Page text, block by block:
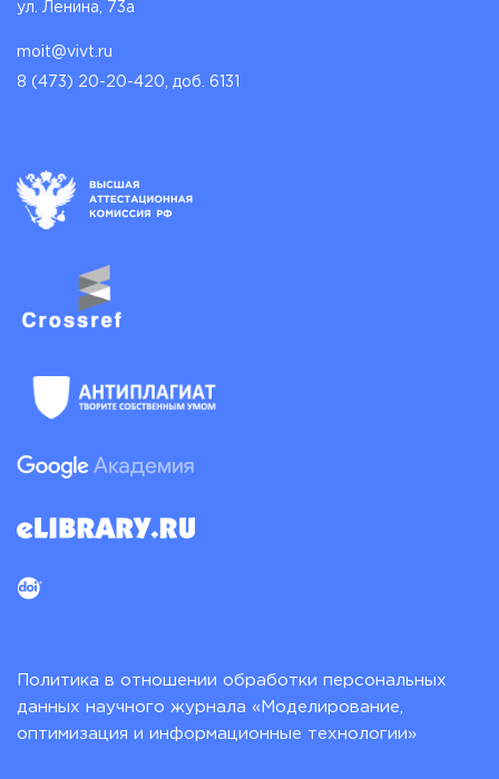
ул. Ленина, 73а
moit@vivt.ru
8 (473) 20-20-420, доб. 6131
Политика в отношении обработки персональных
данных научного журнала «Моделирование,
оптимизация и информационные технологии»